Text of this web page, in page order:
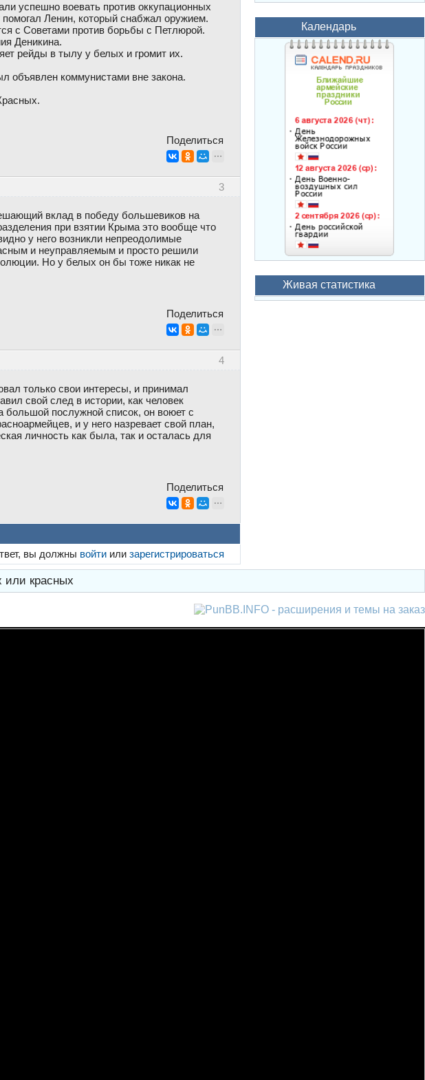
успешно воевать против оккупационных
Ленин, который снабжал оружием.
с Советами против борьбы с Петлюрой.
Деникина.
рейды в тылу у белых и громит их.
объявлен коммунистами вне закона.
Поделиться
3
вклад в победу большевиков на
при взятии Крыма это вообще что
у него возникли непреодолимые
и неуправляемым и просто решили
Но у белых он бы тоже никак не
Поделиться
4
только свои интересы, и принимал
свой след в истории, как человек
большой послужной список, он воюет с
и у него назревает свой план,
личность как была, так и осталась для
Поделиться
вы должны войти илизарегистрироваться
Календарь
Живая статистика
или красных